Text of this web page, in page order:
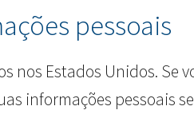
pessoais
nos Estados Unidos. Se
informações pessoais